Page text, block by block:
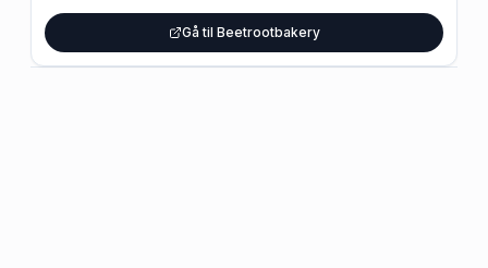
Gå til Beetrootbakery